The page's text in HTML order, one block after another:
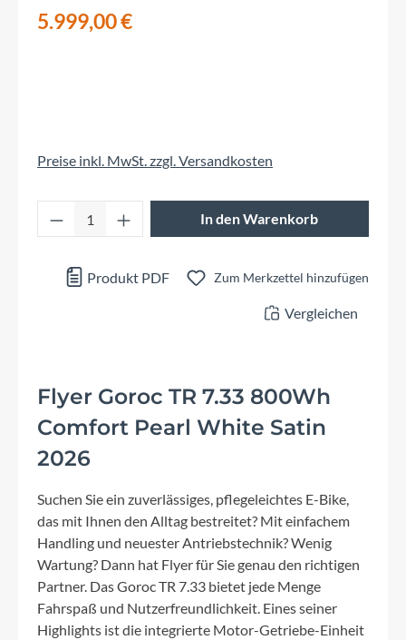
5.999,00 €
Preise inkl. MwSt. zzgl. Versandkosten
Produkt Anzahl: Gib den gewünschten
In den Warenkorb
Produkt PDF Zum Merkzettel hinzufügen
Vergleichen
Flyer Goroc TR 7.33 800Wh
Comfort Pearl White Satin
2026
Suchen Sie ein zuverlässiges, pflegeleichtes E-Bike,
das mit Ihnen den Alltag bestreitet? Mit einfachem
Handling und neuester Antriebstechnik? Wenig
Wartung? Dann hat Flyer für Sie genau den richtigen
Partner. Das Goroc TR 7.33 bietet jede Menge
Fahrspaß und Nutzerfreundlichkeit. Eines seiner
Highlights ist die integrierte Motor-Getriebe-Einheit